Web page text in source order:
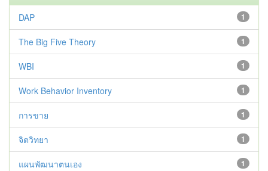
1
DAP
1
The Big Five Theory
1
WBI
1
Work Behavior Inventory
1
การขาย
1
จิตวิทยา
1
แผนพัฒนาตนเอง